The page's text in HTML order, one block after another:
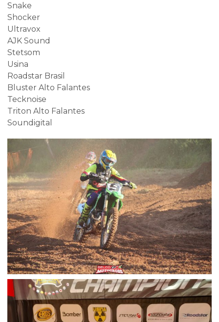
Snake
Shocker
Ultravox
AJK Sound
Stetsom
Usina
Roadstar Brasil
Bluster Alto Falantes
Tecknoise
Triton Alto Falantes
Soundigital